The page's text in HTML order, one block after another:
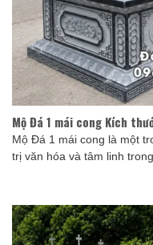
Mộ Đá 1 mái cong Kích
Mộ Đá 1 mái cong là một
trị văn hóa và tâm linh